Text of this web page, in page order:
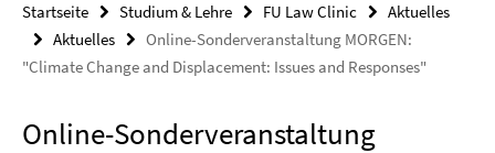
Startseite Studium & Lehre FU Law Clinic
Aktuelles
Aktuelles
Online-Sonderveranstaltung MORGEN:
"Climate Change and Displacement: Issues and Responses"
Online-Sonderveranstaltung